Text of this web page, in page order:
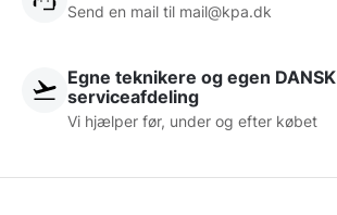
Send en mail til mail@kpa.dk
Egne teknikere og egen DANSK
serviceafdeling
Vi hjælper før, under og efter købet